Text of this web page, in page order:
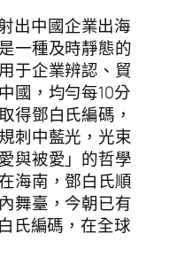
出中國企業出海
一種及時靜態的
于企業辨認、貿
國，均勻每10分
得鄧白氏編碼，
刺中藍光，光束
與被愛」的哲學
海南，鄧白氏順
舞臺，今朝已有
氏編碼，在全球